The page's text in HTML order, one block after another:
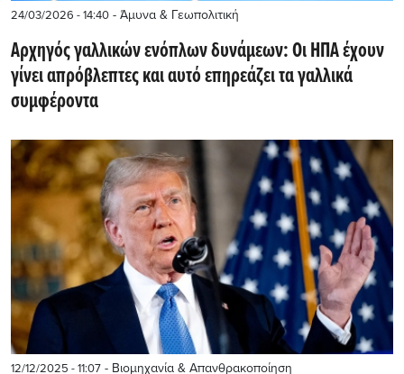
24/03/2026 - 14:40 - Άμυνα & Γεωπολιτική
Αρχηγός γαλλικών ενόπλων δυνάμεων: Οι ΗΠΑ έχουν
γίνει απρόβλεπτες και αυτό επηρεάζει τα γαλλικά
συμφέροντα
12/12/2025 - 11:07 - Βιομηχανία & Απανθρακοποίηση